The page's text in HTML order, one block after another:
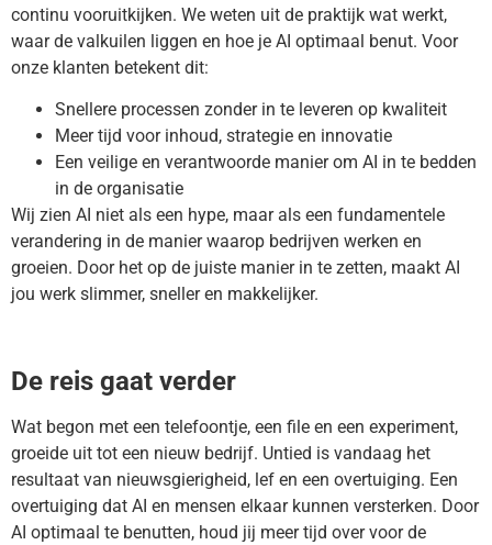
continu vooruitkijken. We weten uit de praktijk wat werkt,
waar de valkuilen liggen en hoe je AI optimaal benut. Voor
onze klanten betekent dit:
Snellere processen zonder in te leveren op kwaliteit
Meer tijd voor inhoud, strategie en innovatie
Een veilige en verantwoorde manier om AI in te bedden
in de organisatie
Wij zien AI niet als een hype, maar als een fundamentele
verandering in de manier waarop bedrijven werken en
groeien. Door het op de juiste manier in te zetten, maakt AI
jou werk slimmer, sneller en makkelijker.
De reis gaat verder
Wat begon met een telefoontje, een file en een experiment,
groeide uit tot een nieuw bedrijf. Untied is vandaag het
resultaat van nieuwsgierigheid, lef en een overtuiging. Een
overtuiging dat AI en mensen elkaar kunnen versterken. Door
AI optimaal te benutten, houd jij meer tijd over voor de